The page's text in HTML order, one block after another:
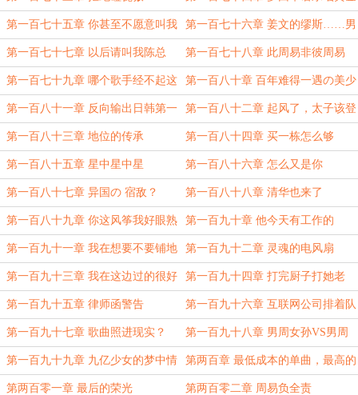
时代
第一百七十五章 你甚至不愿意叫我
一声GodFather
第一百七十六章 姜文的缪斯……男
神？
第一百七十七章 以后请叫我陈总 第一百七十八章 此周易非彼周易
第一百七十九章 哪个歌手经不起这
样的考验？（三更！）
第一百八十章 百年难得一遇の美少
男
第一百八十一章 反向输出日韩第一
人
第一百八十二章 起风了，太子该登
基了（三更）
第一百八十三章 地位的传承 第一百八十四章 买一栋怎么够
第一百八十五章 星中星中星 第一百八十六章 怎么又是你
第一百八十七章 异国の 宿敌？ 第一百八十八章 清华也来了
第一百八十九章 你这风筝我好眼熟 第一百九十章 他今天有工作的
第一百九十一章 我在想要不要铺地
毯
第一百九十二章 灵魂的电风扇
第一百九十三章 我在这边过的很好 第一百九十四章 打完厨子打她老
婆？
第一百九十五章 律师函警告 第一百九十六章 互联网公司排着队
送钱
第一百九十七章 歌曲照进现实？ 第一百九十八章 男周女孙VS男周
女李
第一百九十九章 九亿少女的梦中情
人
第两百章 最低成本的单曲，最高的
利润
第两百零一章 最后的荣光 第两百零二章 周易负全责